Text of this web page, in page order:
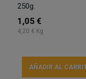
250g.
1,05 €
4,20 € Kg
AÑADIR AL